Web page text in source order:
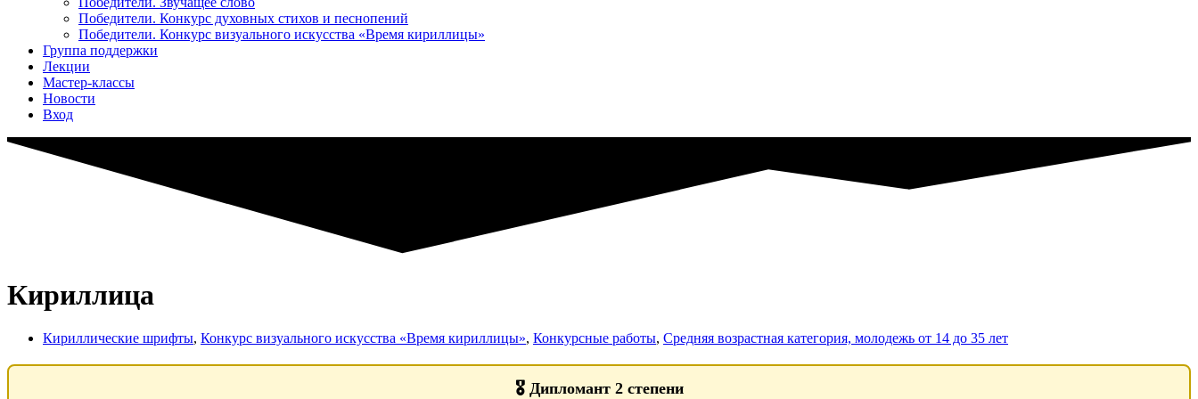
Победители. Конкурс духовных стихов и песнопений
Победители. Конкурс визуального искусства «Время кириллицы»
Группа поддержки
Лекции
Мастер-классы
Новости
Вход
Кириллица
Кириллические шрифты, Конкурс визуального искусства «Время кириллицы», Конкурсные работы, Средняя возрастная категория, молодежь от 14 до 35 лет
🎖️ Дипломант 2 степени